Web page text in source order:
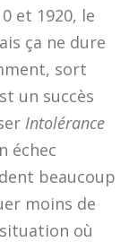
et 1920, le
ça ne dure
sort
un succès
Intolérance
échec
beaucoup
moins de
où